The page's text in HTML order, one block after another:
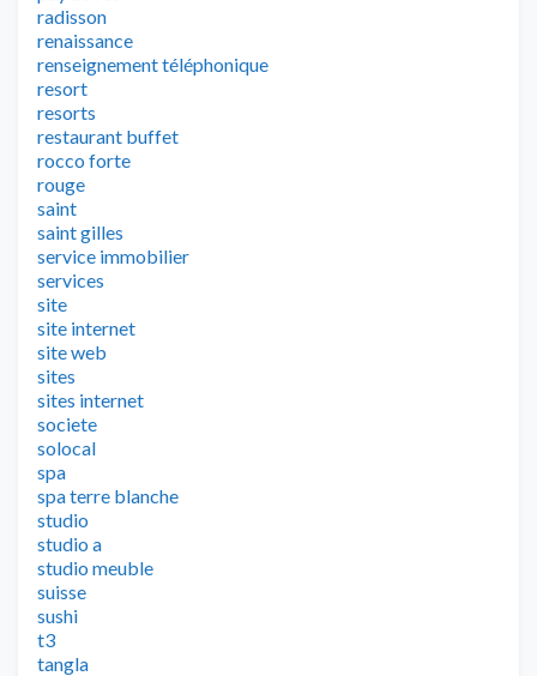
radisson
renaissance
renseignement téléphonique
resort
resorts
restaurant buffet
rocco forte
rouge
saint
saint gilles
service immobilier
services
site
site internet
site web
sites
sites internet
societe
solocal
spa
spa terre blanche
studio
studio a
studio meuble
suisse
sushi
t3
tangla